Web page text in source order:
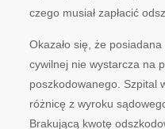
czego musiał zapłacić
Okazało się, że
cywilnej nie wystarcza na
poszkodowanego. Szpital
różnicę z wyroku
Brakującą kwotę